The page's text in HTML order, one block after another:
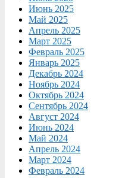
Июнь 2025
Май 2025
Апрель 2025
Март 2025
Февраль 2025
Январь 2025
Декабрь 2024
Ноябрь 2024
Октябрь 2024
Сентябрь 2024
Август 2024
Июнь 2024
Май 2024
Апрель 2024
Март 2024
Февраль 2024